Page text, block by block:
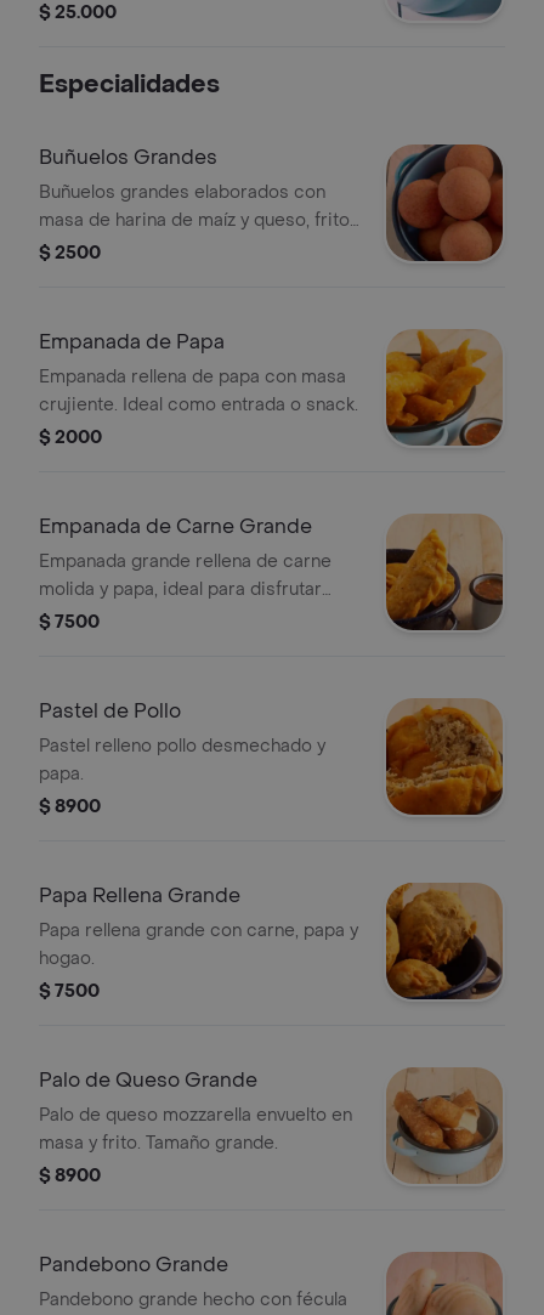
panecillos tradicionales colombianos.
$ 25.000
Especialidades
Buñuelos Grandes
Buñuelos grandes elaborados con
masa de harina de maíz y queso, fritos
hasta obtener una textura crujiente.
$ 2500
Empanada de Papa
Empanada rellena de papa con masa
crujiente. Ideal como entrada o snack.
$ 2000
Empanada de Carne Grande
Empanada grande rellena de carne
molida y papa, ideal para disfrutar
como entrada.
$ 7500
Pastel de Pollo
Pastel relleno pollo desmechado y
papa.
$ 8900
Papa Rellena Grande
Papa rellena grande con carne, papa y
hogao.
$ 7500
Palo de Queso Grande
Palo de queso mozzarella envuelto en
masa y frito. Tamaño grande.
$ 8900
Pandebono Grande
Pandebono grande hecho con fécula